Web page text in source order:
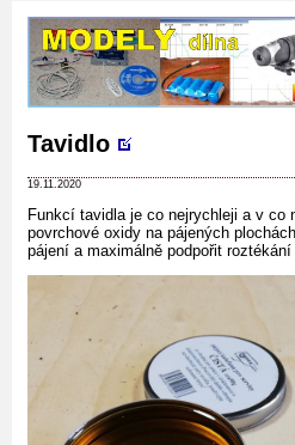
Tavidlo
19.11.2020
Funkcí tavidla je co nejrychleji a v co
povrchové oxidy na pájených
pájení a maximálně podpořit